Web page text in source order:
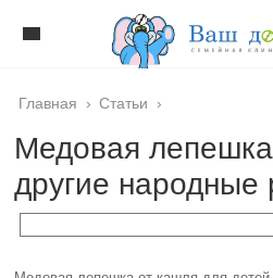
Главная › Статьи ›
Медовая
другие народные